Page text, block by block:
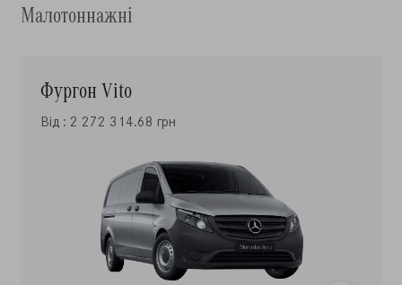
Малотоннажні
Фургон Vito
Від : 2 272 314.68 грн